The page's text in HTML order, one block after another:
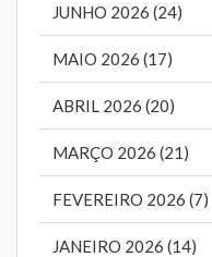
JUNHO 2026 (24)
MAIO 2026 (17)
ABRIL 2026 (20)
MARÇO 2026 (21)
FEVEREIRO 2026 (7)
JANEIRO 2026 (14)